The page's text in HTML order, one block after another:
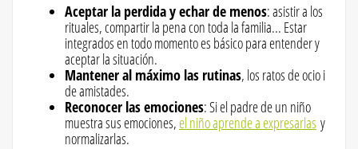
Aceptar la perdida y echar de menos: asistir a los
rituales, compartir la pena con toda la familia... Estar
integrados en todo momento es básico para entender y
aceptar la situación.
Mantener al máximo las rutinas, los ratos de ocio i
de amistades.
Reconocer las emociones: Si el padre de un niño
muestra sus emociones,el niño aprende a expresarlas y
normalizarlas.